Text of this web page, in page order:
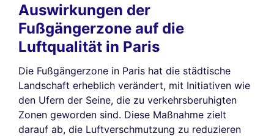
Auswirkungen der
Fußgängerzone auf die
Luftqualität in Paris
Die Fußgängerzone in Paris hat die städtische
Landschaft erheblich verändert, mit Initiativen wie
den Ufern der Seine, die zu verkehrsberuhigten
Zonen geworden sind. Diese Maßnahme zielt
darauf ab, die Luftverschmutzung zu reduzieren